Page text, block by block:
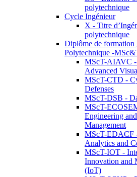
polytechnique
Cycle Ingénieur
X - Titre
polytechnique
Diplôme de formation
Polytechnique -
MScT-AIAVC -
Advanced
MScT-CTD -
Defenses
MScT-DSB -
MScT-
Engineering
Management
MScT-EDACF
Analytics and
MScT-IOT -
Innovation and
(IoT)